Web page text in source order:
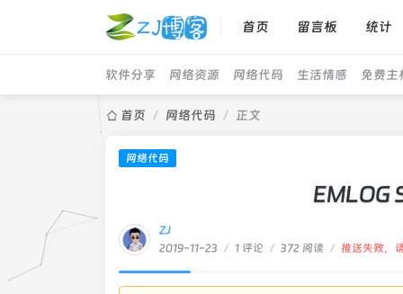
首页 留言板 统计
软件分享 网络资源 网络代码 生活情感 免费主
首页 / 网络代码 / 正文
网络代码
EMLOG
ZJ
2019-11-23
/ 1 评论 / 372 阅读 / 推送失败，